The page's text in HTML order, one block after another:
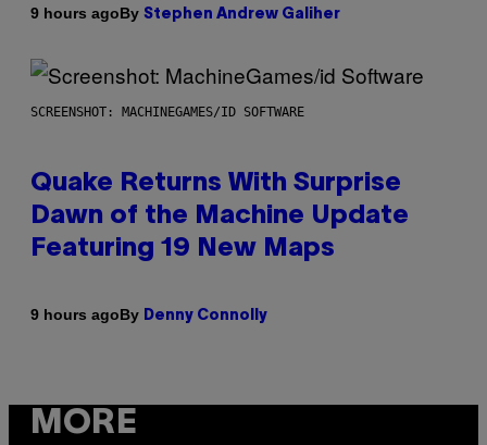
9 hours agoBy Stephen Andrew Galiher
SCREENSHOT: MACHINEGAMES/ID SOFTWARE
Quake Returns With Surprise
Dawn of the Machine Update
Featuring 19 New Maps
9 hours agoBy Denny Connolly
MORE